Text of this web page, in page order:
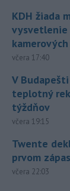
KDH žiada
vysvetlenie
včera 17:40
V
teplotný
týždňov
včera 19:15
Twente
prvom
včera 22:03